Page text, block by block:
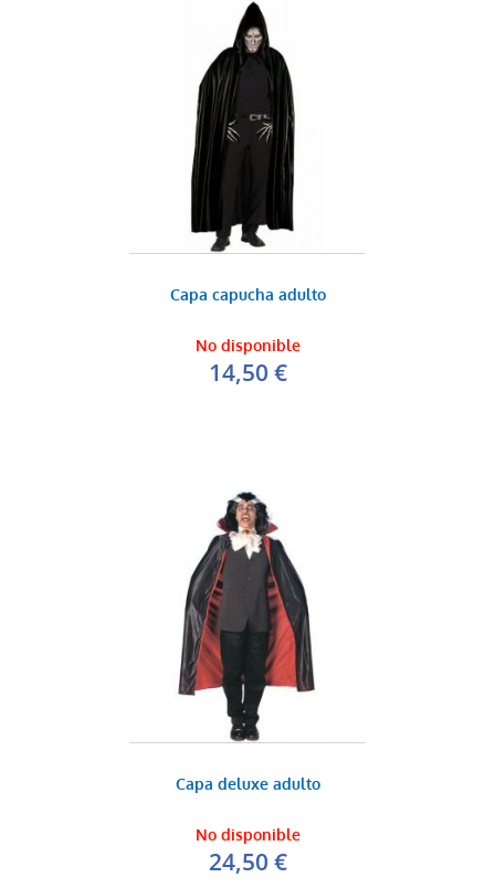
Capa capucha adulto
No disponible
14,50 €
Capa deluxe adulto
No disponible
24,50 €